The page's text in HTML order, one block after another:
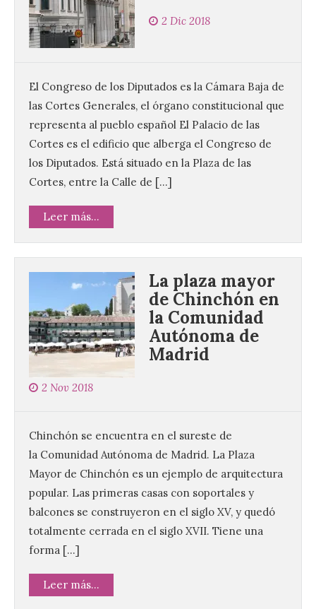
2 Dic 2018
El Congreso de los Diputados es la Cámara Baja de
las Cortes Generales, el órgano constitucional que
representa al pueblo español El Palacio de las
Cortes es el edificio que alberga el Congreso de
los Diputados. Está situado en la Plaza de las
Cortes, entre la Calle de […]
Leer más...
La plaza mayor
de Chinchón en
la Comunidad
Autónoma de
Madrid
2 Nov 2018
Chinchón se encuentra en el sureste de
la Comunidad Autónoma de Madrid. La Plaza
Mayor de Chinchón es un ejemplo de arquitectura
popular. Las primeras casas con soportales y
balcones se construyeron en el siglo XV, y quedó
totalmente cerrada en el siglo XVII. Tiene una
forma […]
Leer más...